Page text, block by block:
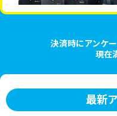
決済時にアンケ
現在
最新